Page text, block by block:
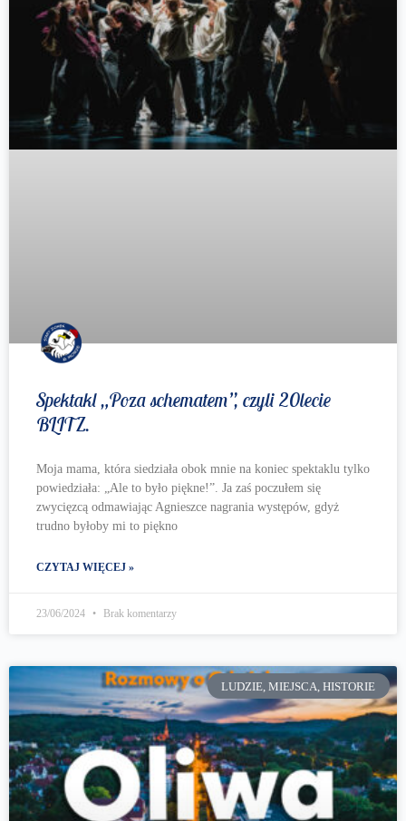
Spektakl „Poza schematem”, czyli 20lecie
BLITZ.
Moja mama, która siedziała obok mnie na koniec spektaklu tylko
powiedziała: „Ale to było piękne!”. Ja zaś poczułem się
zwycięzcą odmawiając Agnieszce nagrania występów, gdyż
trudno byłoby mi to piękno
CZYTAJ WIĘCEJ »
23/06/2024 Brak komentarzy
LUDZIE, MIEJSCA, HISTORIE